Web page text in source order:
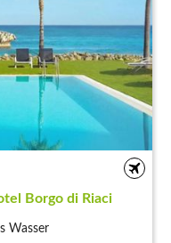
Borgo di Riaci
Wasser